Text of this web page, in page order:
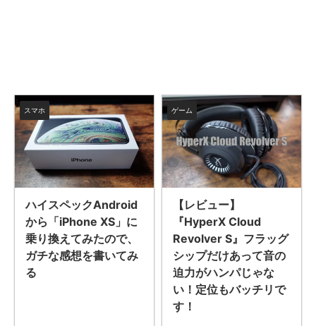
スマホ
ハイスペックAndroid
から「iPhone XS」に
乗り換えてみたので、
ガチな感想を書いてみ
る
ゲーム
【レビュー】
『HyperX Cloud
Revolver S』フラッグ
シップだけあって音の
迫力がハンパじゃな
い！定位もバッチリで
す！